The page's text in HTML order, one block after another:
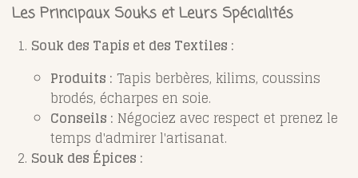
Les Principaux Souks et Leurs Spécialités
Souk des Tapis et des Textiles :
Produits : Tapis berbères, kilims, coussins
brodés, écharpes en soie.
Conseils : Négociez avec respect et prenez le
temps d'admirer l'artisanat.
Souk des Épices :